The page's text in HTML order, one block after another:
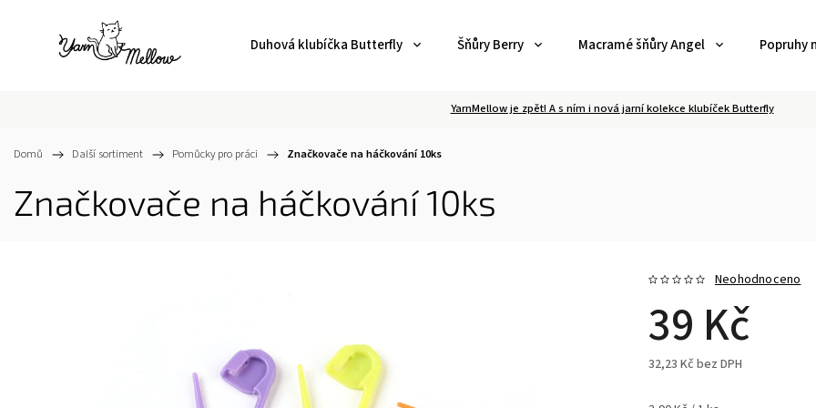
Duhová klubíčka Butterfly Šňůry Berry Macramé šňůry Angel Popruhy
YarnMellow je zpět! A s ním i nová jarní kolekce klubíček Butterfly
Domů / Další sortiment / Pomůcky pro práci / Značkovače na háčkování 10ks
Značkovače na háčkování 10ks
Neohodnoceno
39 Kč
32,23 Kč bez DPH